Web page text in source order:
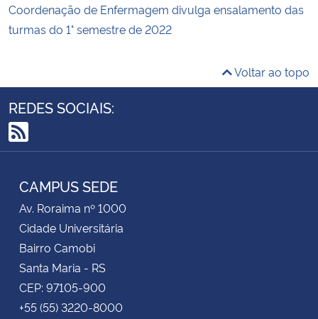
Coordenação de Enfermagem divulga ensalamento das
turmas do 1° semestre de 2022
Voltar ao topo
REDES SOCIAIS:
RSS
CAMPUS SEDE
Av. Roraima nº 1000
Cidade Universitária
Bairro Camobi
Santa Maria - RS
CEP: 97105-900
+55 (55) 3220-8000